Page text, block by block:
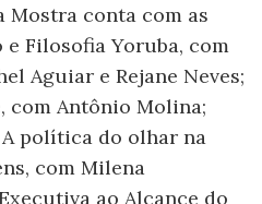
Mostra conta com as
Filosofia Yoruba, com
Aguiar e Rejane Neves;
com Antônio Molina;
política do olhar na
com Milena
ao Alcance do